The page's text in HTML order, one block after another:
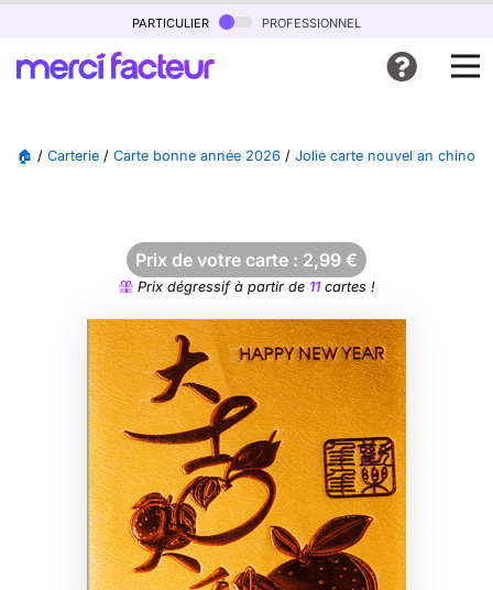
particulier professionnel
🏠 / Carterie / Carte bonne année 2026 / Jolie carte nouvel an chinois
Prix de votre carte : 2,99 €
Prix dégressif à partir de 11cartes !